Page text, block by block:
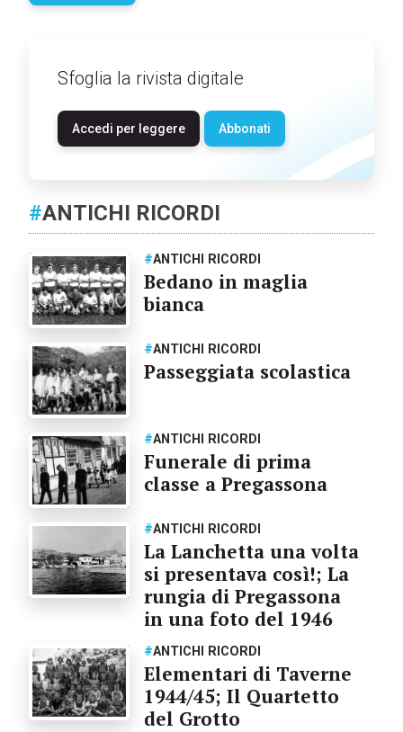
Sfoglia la rivista digitale
Accedi per leggere Abbonati
#ANTICHI RICORDI
#ANTICHI RICORDI
Bedano in maglia
bianca
#ANTICHI RICORDI
Passeggiata scolastica
#ANTICHI RICORDI
Funerale di prima
classe a Pregassona
#ANTICHI RICORDI
La Lanchetta una volta
si presentava così!; La
rungia di Pregassona
in una foto del 1946
#ANTICHI RICORDI
Elementari di Taverne
1944/45; Il Quartetto
del Grotto